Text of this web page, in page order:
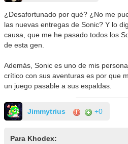
¿Desafortunado por qué? ¿No me
las nuevas entregas de Sonic? Y lo
causa, que me he pasado todos los
de esta gen.
Además, Sonic es uno de mis
crítico con sus aventuras es por que
un juego pasable a sus espaldas.
Jimmytrius +0
Para Khodex: